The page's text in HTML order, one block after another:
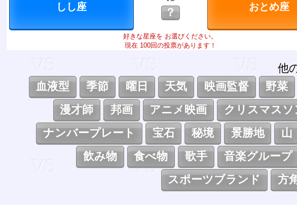
？
好きな星座を お選びください。
現在 100回の投票があります！
他
血液型
季節 曜日 天気 映画監督 野菜
漫才師
邦画 アニメ映画 クリスマスソ
ナンバープレート
宝石 秘境 景勝地 山
飲み物
食べ物 歌手 音楽グループ
スポーツブランド
方